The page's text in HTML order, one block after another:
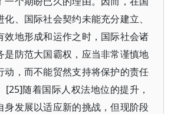
、国际社会契约未能充分建立、
效地形成和运作之时，国际社会诸
是防范大国霸权，应当非常谨慎地
动，而不能贸然支持将保护的责任
[25]随着国际人权法地位的提升，
身发展以适应新的挑战，但现阶段